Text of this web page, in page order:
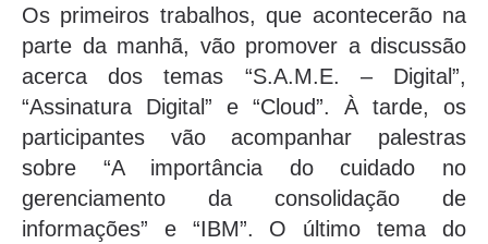
Os primeiros trabalhos, que acontecerão na
parte da manhã, vão promover a discussão
acerca dos temas “S.A.M.E. – Digital”,
“Assinatura Digital” e “Cloud”. À tarde, os
participantes vão acompanhar palestras
sobre “A importância do cuidado no
gerenciamento da consolidação de
informações” e “IBM”. O último tema do